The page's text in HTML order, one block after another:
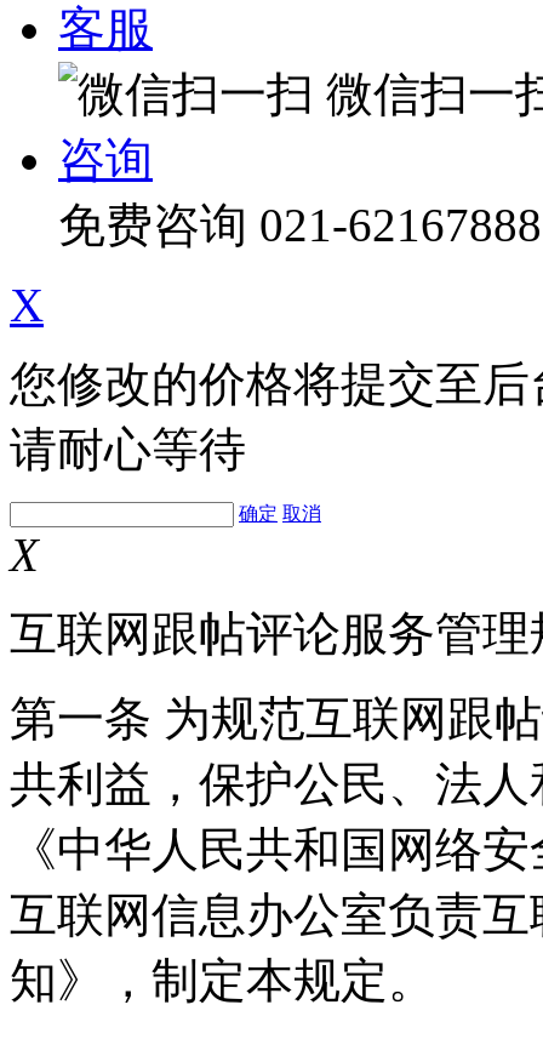
客服
微信扫一
咨询
免费咨询 021-62167888
X
您修改的价格将提交至
请耐心等待
确定 取消
X
互联网跟帖评论服务管理
第一条 为规范互联网跟
共利益，保护公民、法
《中华人民共和国网络
互联网信息办公室负责
知》，制定本规定。